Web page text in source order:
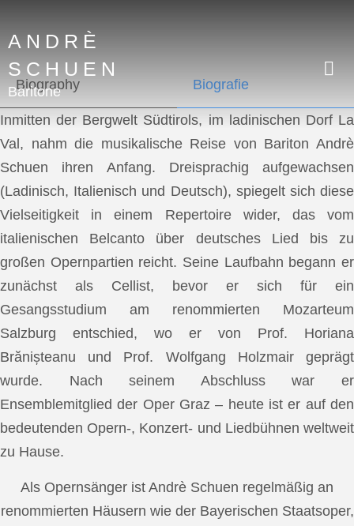
ANDRÈ
SCHUEN
Baritone
Biography Biografie
Inmitten der Bergwelt Südtirols, im ladinischen Dorf La
Val, nahm die musikalische Reise von Bariton Andrè
Schuen ihren Anfang. Dreisprachig aufgewachsen
(Ladinisch, Italienisch und Deutsch), spiegelt sich diese
Vielseitigkeit in einem Repertoire wider, das vom
italienischen Belcanto über deutsches Lied bis zu
großen Opernpartien reicht. Seine Laufbahn begann er
zunächst als Cellist, bevor er sich für ein
Gesangsstudium am renommierten Mozarteum
Salzburg entschied, wo er von Prof. Horiana
Brănișteanu und Prof. Wolfgang Holzmair geprägt
wurde. Nach seinem Abschluss war er
Ensemblemitglied der Oper Graz – heute ist er auf den
bedeutenden Opern-, Konzert- und Liedbühnen weltweit
zu Hause.
Als Opernsänger ist Andrè Schuen regelmäßig an
renommierten Häusern wie der Bayerischen Staatsoper,